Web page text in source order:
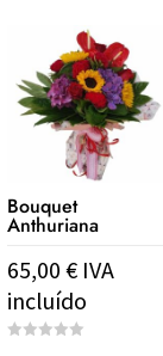
Bouquet
Anthuriana
65,00€ IVA
incluído